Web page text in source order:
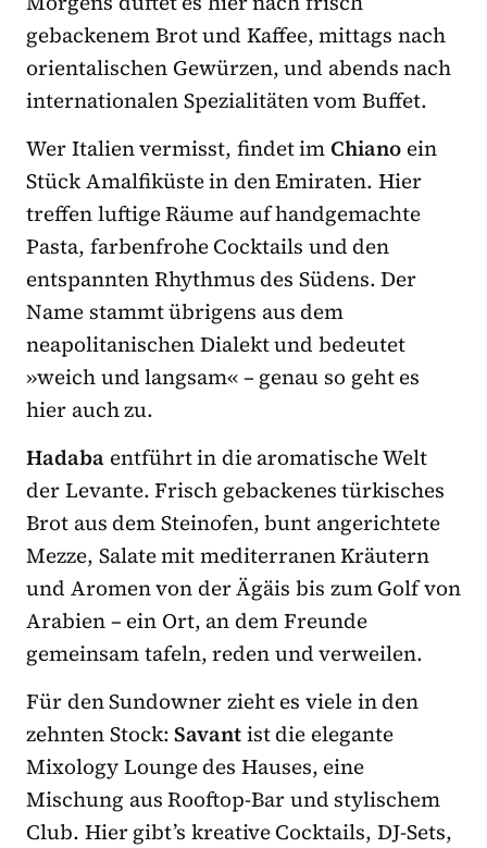
gebackenem Brot und Kaffee, mittags nach
orientalischen Gewürzen, und abends nach
internationalen Spezialitäten vom Buffet.
Wer Italien vermisst, findet imChiano ein
Stück Amalfiküste in den Emiraten. Hier
treffen luftige Räume auf handgemachte
Pasta, farbenfrohe Cocktails und den
entspannten Rhythmus des Südens. Der
Name stammt übrigens aus dem
neapolitanischen Dialekt und bedeutet
»weich und langsam« – genau so geht es
hier auch zu.
Hadaba entführt in die aromatische Welt
der Levante. Frisch gebackenes türkisches
Brot aus dem Steinofen, bunt angerichtete
Mezze, Salate mit mediterranen Kräutern
und Aromen von der Ägäis bis zum Golf von
Arabien – ein Ort, an dem Freunde
gemeinsam tafeln, reden und verweilen.
Für den Sundowner zieht es viele in den
zehnten Stock:Savantist die elegante
Mixology Lounge des Hauses, eine
Mischung aus Rooftop-Bar und stylischem
Club. Hier gibt’s kreative Cocktails, DJ-Sets,